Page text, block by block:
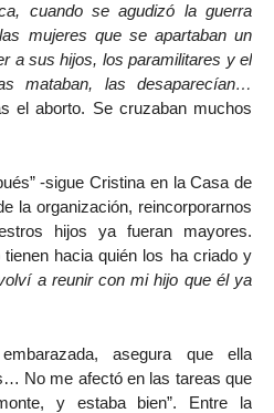
cuando se agudizó la guerra
mujeres que se apartaban un
a sus hijos, los paramilitares y el
mataban, las desaparecían…
el aborto. Se cruzaban muchos
-sigue Cristina en la Casa de
la organización, reincorporarnos
hijos ya fueran mayores.
hacia quién los ha criado y
a reunir con mi hijo que él ya
asegura que ella
No me afectó en las tareas que
y estaba bien”. Entre la